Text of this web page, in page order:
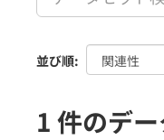
並び順
1 件のデ